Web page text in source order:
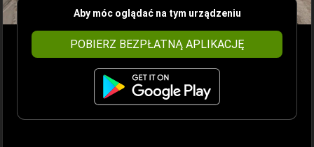
Aby móc oglądać na tym urządzeniu
POBIERZ BEZPŁATNĄ APLIKACJĘ